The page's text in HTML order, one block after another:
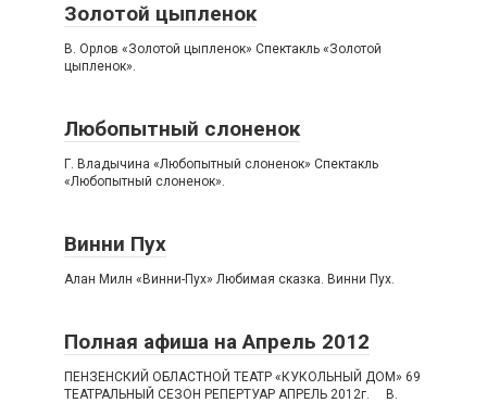
Золотой цыпленок
В. Орлов «Золотой цыпленок» Спектакль «Золотой
цыпленок».
Любопытный слоненок
Г. Владычина «Любопытный слоненок» Спектакль
«Любопытный слоненок».
Винни Пух
Алан Милн «Винни-Пух» Любимая сказка. Винни Пух.
Полная афиша на Апрель 2012
ПЕНЗЕНСКИЙ ОБЛАСТНОЙ ТЕАТР «КУКОЛЬНЫЙ ДОМ» 69
ТЕАТРАЛЬНЫЙ СЕЗОН РЕПЕРТУАР АПРЕЛЬ 2012г. В.